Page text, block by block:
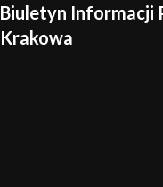
Biuletyn Informacji
Krakowa